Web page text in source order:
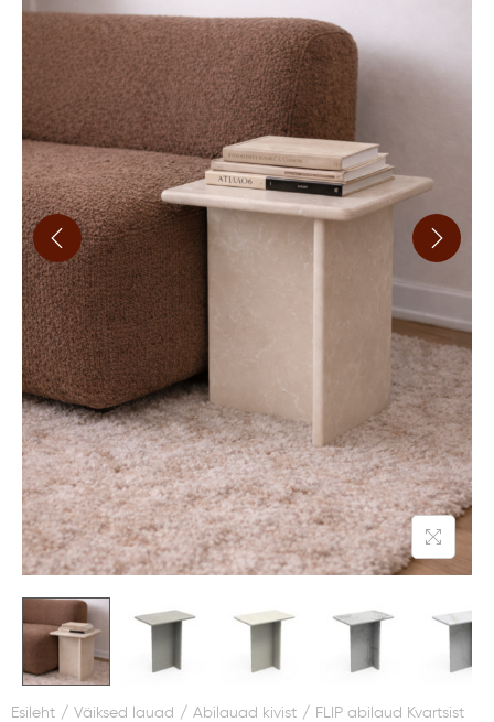
Esileht / Väiksed lauad / Abilauad kivist / FLIP abilaud Kvartsist